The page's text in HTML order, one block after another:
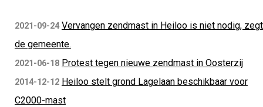
2021-09-24 Vervangen zendmast in Heiloo is niet nodig, zegt
de gemeente.
2021-06-18 Protest tegen nieuwe zendmast in Oosterzij
2014-12-12 Heiloo stelt grond Lagelaan beschikbaar voor
C2000-mast